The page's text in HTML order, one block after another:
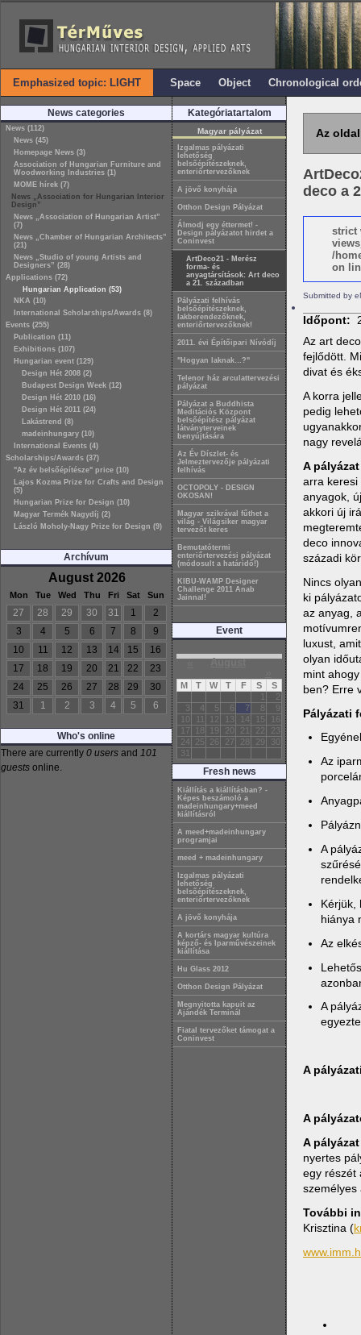
Emphasized topic: LIGHT Space Object Chronological
News categories
News (112)
News (45)
Homepage News (3)
Association of Hungarian Furniture and
Woodworking Industries (1)
MOME hírek (7)
News „Association for Hungarian Interior
Design”
News „Association of Hungarian Artist”
(7)
News „Chamber of Hungarian Architects”
(21)
News „Studio of young Artists and
Designers” (28)
Applications (72)
Hungarian Application (53)
NKA (10)
International Scholarships/Awards (8)
Events (255)
Publication (11)
Exhibitions (107)
Hungarian event (129)
Design Hét 2008 (2)
Budapest Design Week (12)
Design Hét 2010 (16)
Design Hét 2011 (24)
Lakástrend (8)
madeinhungary (10)
International Events (4)
Scholarships/Awards (37)
"Az év belsőépítésze" price (10)
Lajos Kozma Prize for Crafts and Design
(5)
Hungarian Prize for Design (10)
Magyar Termék Nagydíj (2)
László Moholy-Nagy Prize for Design (9)
Archívum
August 2026
Mon Tue Wed Thu Fri Sat Sun
27 28 29 30 31 1
2
3
4 5 6 7 8
9
10
11 12 13 14 15
16
17
18 19 20 21 22
23
24
25 26 27 28 29
30
31
1 2 3 4 5 6
Who's online
There are currently 0 users and 101
guests online.
Kategóriatartalom
Magyar pályázat
Izgalmas pályázati
lehetőség
belsőépítészeknek,
enteriőrtervezőknek
A jövő konyhája
Otthon Design Pályázat
Álmodj egy éttermet! -
Design pályázatot hirdet a
Coninvest
ArtDeco21 - Merész
forma- és
anyagtársítások: Art deco
a 21. században
Pályázati felhívás
belsőépítészeknek,
lakberendezőknek,
enteriőrtervezőknek!
2011. évi Építőipari Nívódíj
"Hogyan laknak…?"
Telenor ház arculattervezési
pályázat
Pályázat a Buddhista
Meditációs Központ
belsőépítész pályázat
látványterveinek
benyújtására
Az Év Díszlet- és
Jelmeztervezője pályázati
felhívás
OCTOPOLY - DESIGN
OKOSAN!
Magyar szikrával fűthet a
világ - Világsiker magyar
tervezőt keres
Bemutatótermi
enteriőrtervezési pályázat
(módosult a határidő!)
KIBU-WAMP Designer
Challenge 2011 Anab
Jainnal!
Event
« August
M T W T F S
S
1
2
3
4 5 6 7 8
9
10
11 12 13 14 15
16
17
18 19 20 21 22
23
24
25 26 27 28 29
30
31
Fresh news
Kiállítás a kiállításban? -
Képes beszámoló a
madeinhungary+meed
kiállításról
A meed+madeinhungary
programjai
meed + madeinhungary
Izgalmas pályázati
lehetőség
belsőépítészeknek,
enteriőrtervezőknek
A jövő konyhája
A kortárs magyar kultúra
képző- és Iparművészeinek
kiállítása
Hu Glass 2012
Otthon Design Pályázat
Megnyitotta kapuit az
Ajándék Terminál
Fiatal tervezőket támogat a
Coninvest
Az
deco a
strict
/
on
Submitted by
Időpont:
Az art
fejlődött.
divat és
A korra
pedig
nagy
A
arra keresi
anyagok,
akkori új
deco
századi
Nincs
ki
az anyag,
luxust,
olyan
mint
ben? Erre
Pályázati
Az
A
Kérjük,
hiánya
Az
A
A
A
A
nyertes
egy részét
személyes
További
Krisztina (